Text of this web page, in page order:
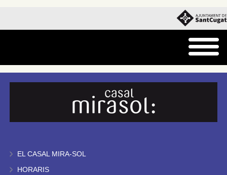
EL CASAL MIRA-SOL
HORARIS